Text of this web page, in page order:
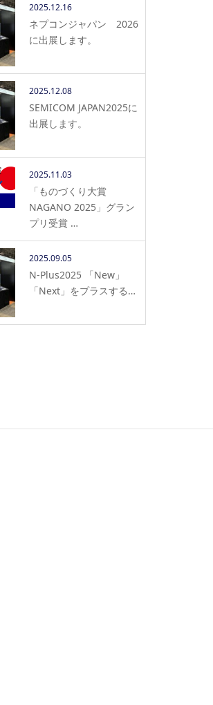
2025.12.16
ネプコンジャパン 2026
に出展します。
2025.12.08
SEMICOM JAPAN2025に
出展します。
2025.11.03
「ものづくり大賞
NAGANO 2025」グラン
プリ受賞 …
2025.09.05
N-Plus2025 「New」
「Next」をプラスする…